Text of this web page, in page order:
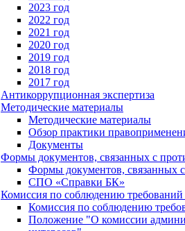
2023 год
2022 год
2021 год
2020 год
2019 год
2018 год
2017 год
Антикоррупционная экспертиза
Методические материалы
Методические материалы
Обзор практики
Документы
Формы документов, связанных с
Формы документов, связанных
СПО «Справки БК»
Комиссия по соблюдению
Комиссия по соблюдению
Положение "О комиссии